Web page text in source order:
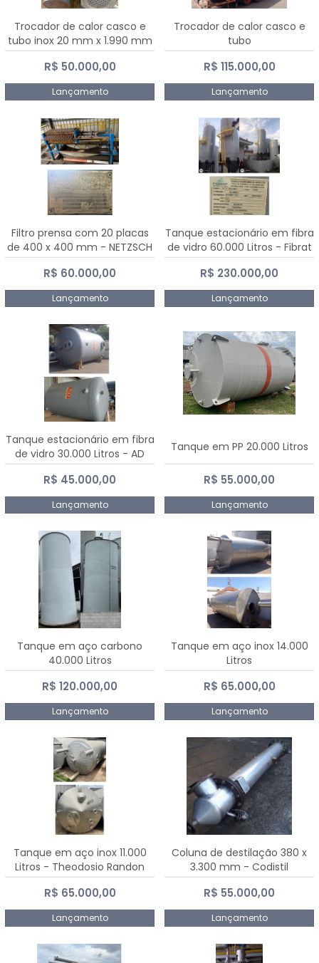
Trocador de calor casco e
tubo inox 20 mm x 1.990 mm
R$ 50.000,00
Lançamento
Trocador de calor casco e
tubo
R$ 115.000,00
Lançamento
Filtro prensa com 20 placas
de 400 x 400 mm - NETZSCH
R$ 60.000,00
Lançamento
Tanque estacionário em fibra
de vidro 60.000 Litros - Fibrat
R$ 230.000,00
Lançamento
Tanque estacionário em fibra
de vidro 30.000 Litros - AD
Fibras
R$ 45.000,00
Lançamento
Tanque em PP 20.000 Litros
R$ 55.000,00
Lançamento
Tanque em aço carbono
40.000 Litros
R$ 120.000,00
Lançamento
Tanque em aço inox 14.000
Litros
R$ 65.000,00
Lançamento
Tanque em aço inox 11.000
Litros - Theodosio Randon
R$ 65.000,00
Lançamento
Coluna de destilação 380 x
3.300 mm - Codistil
R$ 55.000,00
Lançamento